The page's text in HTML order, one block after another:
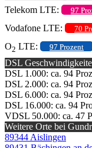
Telekom LTE:
97
Vodafone LTE: 70
O2 LTE: 97 Prozent
DSL
DSL 1.000: ca. 94
DSL 2.000: ca. 94
DSL 6.000: ca. 94
DSL 16.000: ca. 94
VDSL 50.000: ca. 47
Weitere Orte bei
89344 Aislingen